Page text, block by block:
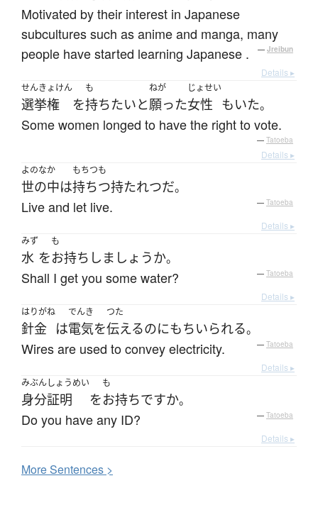
Motivated by their interest in Japanese
subcultures such as anime and manga, many
people have started learning Japanese .
— Jreibun
Details ▸
せんきょけん
選挙権 を
も
持ちたいと
ねが
願った
じょせい
女性 もいた。
Some women longed to have the right to vote.
— Tatoeba
Details ▸
よのなか
世の中は
もちつも
持ちつ持たれつだ。
Live and let live. — Tatoeba
Details ▸
みず
水 を
も
お持ち し ましょうか。
Shall I get you some water? — Tatoeba
Details ▸
はりがね
針金 は
でんき
電気を
つた
伝えるのにもちいられる。
Wires are used to convey electricity. — Tatoeba
Details ▸
みぶんしょうめい
身分証明 を
も
お持ちですか。
Do you have any ID? — Tatoeba
Details ▸
MoreSentences >